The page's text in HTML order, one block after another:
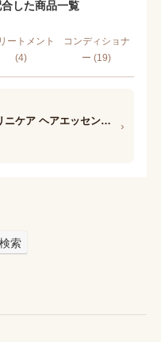
した商品一覧
ートメント
(4)
コンディショナ
ー (19)
P&G P&G パンテーン クリニケア ヘアエッセンス 傷んだ髪用 ›
検索